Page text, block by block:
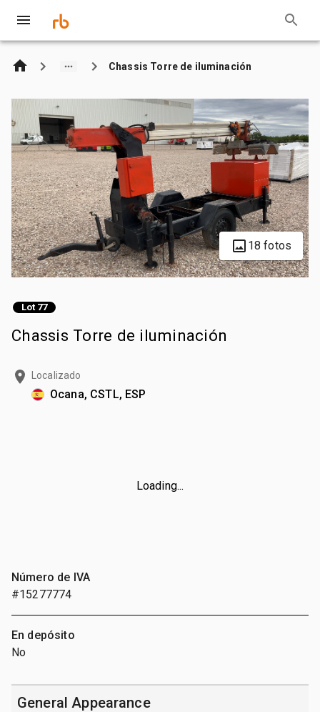
Chassis Torre de iluminación
18 fotos
Lot 77
Chassis Torre de iluminación
Localizado
Ocana, CSTL, ESP
Loading...
Número de IVA
#15277774
En depósito
No
General Appearance